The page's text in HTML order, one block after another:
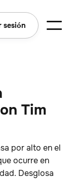
sesión
Tim
por alto en el
ocurre en
Desglosa